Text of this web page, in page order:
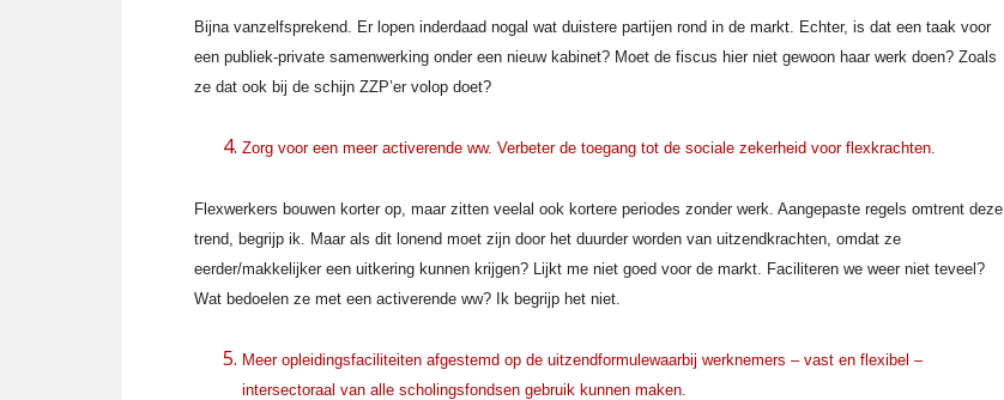
Bijna vanzelfsprekend. Er lopen inderdaad nogal wat duistere partijen rond in de markt. Echter, is dat een taak voor
een publiek-private samenwerking onder een nieuw kabinet? Moet de fiscus hier niet gewoon haar werk doen? Zoals
ze dat ook bij de schijn ZZP’er volop doet?
Zorg voor een meer activerende ww. Verbeter de toegang tot de sociale zekerheid voor flexkrachten.
Flexwerkers bouwen korter op, maar zitten veelal ook kortere periodes zonder werk. Aangepaste regels omtrent deze
trend, begrijp ik. Maar als dit lonend moet zijn door het duurder worden van uitzendkrachten, omdat ze
eerder/makkelijker een uitkering kunnen krijgen? Lijkt me niet goed voor de markt. Faciliteren we weer niet teveel?
Wat bedoelen ze met een activerende ww? Ik begrijp het niet.
Meer opleidingsfaciliteiten afgestemd op de uitzendformulewaarbij werknemers – vast en flexibel –
intersectoraal van alle scholingsfondsen gebruik kunnen maken.